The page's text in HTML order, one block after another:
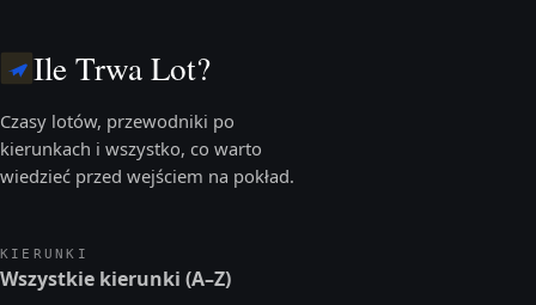
Ile Trwa Lot?
Czasy lotów, przewodniki po
kierunkach i wszystko, co warto
wiedzieć przed wejściem na pokład.
KIERUNKI
Wszystkie kierunki (A–Z)